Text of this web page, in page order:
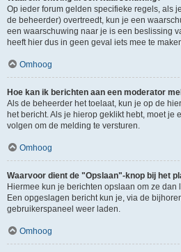
Op ieder forum gelden specifieke regels, als
de beheerder) overtreedt, kun je een
een waarschuwing naar je is een beslissing
heeft hier dus in geen geval iets mee te
Omhoog
Hoe kan ik berichten aan een moderator
Als de beheerder het toelaat, kun je op de
het bericht. Als je hierop geklikt hebt, moet je
volgen om de melding te versturen.
Omhoog
Waarvoor dient de "Opslaan"-knop bij het
Hiermee kun je berichten opslaan om ze dan
Een opgeslagen bericht kun je, via de
gebruikerspaneel weer laden.
Omhoog